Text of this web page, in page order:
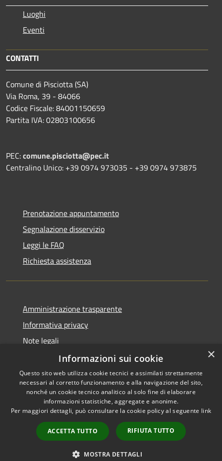
Luoghi
Eventi
CONTATTI
Comune di Pisciotta (SA)
Via Roma, 39 - 84066
Codice Fiscale: 84001150659
Partita IVA: 02803100656
PEC:comune.pisciotta@pec.it
Centralino Unico: +39 0974 973035 - +39 0974 973875
Prenotazione appuntamento
Segnalazione disservizio
Leggi le FAQ
Richiesta assistenza
Amministrazione trasparente
Informativa privacy
Note legali
Dichiarazione di accessibilità
RSS
Accessibilità
Copyright © 2026 • Comune di
Pisciotta • Powered by
Municipium•
Accesso
redazione
×
Informazioni sui cookie
Questo sito web utilizza cookie tecnici e assimilati strettamente
necessari al corretto funzionamento e alla navigazione del sito,
nonché un cookie tecnico analitico al solo fine di elaborare
informazioni statistiche, aggregate e anonime.
Per maggiori dettagli, può consultare la cookie policy al seguente link
ACCETTA TUTTO RIFIUTA TUTTO
MOSTRA DETTAGLI